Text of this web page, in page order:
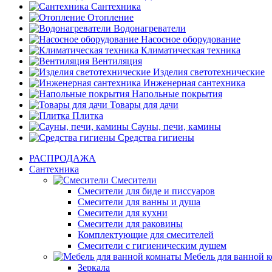
Сантехника
Отопление
Водонагреватели
Насосное оборудование
Климатическая техника
Вентиляция
Изделия светотехнические
Инженерная сантехника
Напольные покрытия
Товары для дачи
Плитка
Сауны, печи, камины
Средства гигиены
РАСПРОДАЖА
Сантехника
Смесители
Смесители для биде и писсуаров
Смесители для ванны и душа
Смесители для кухни
Смесители для раковины
Комплектующие для смесителей
Смесители с гигиеническим душем
Мебель для ванной
Зеркала